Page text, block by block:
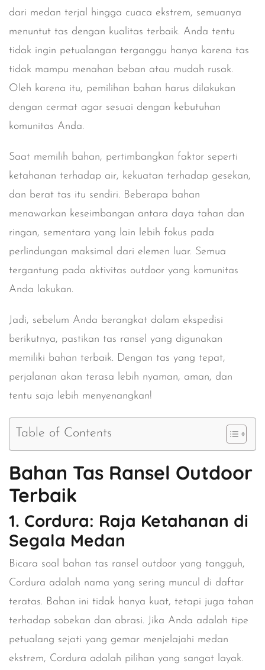
dari medan terjal hingga cuaca ekstrem, semuanya
menuntut tas dengan kualitas terbaik. Anda tentu
tidak ingin petualangan terganggu hanya karena tas
tidak mampu menahan beban atau mudah rusak.
Oleh karena itu, pemilihan bahan harus dilakukan
dengan cermat agar sesuai dengan kebutuhan
komunitas Anda.
Saat memilih bahan, pertimbangkan faktor seperti
ketahanan terhadap air, kekuatan terhadap gesekan,
dan berat tas itu sendiri. Beberapa bahan
menawarkan keseimbangan antara daya tahan dan
ringan, sementara yang lain lebih fokus pada
perlindungan maksimal dari elemen luar. Semua
tergantung pada aktivitas outdoor yang komunitas
Anda lakukan.
Jadi, sebelum Anda berangkat dalam ekspedisi
berikutnya, pastikan tas ransel yang digunakan
memiliki bahan terbaik. Dengan tas yang tepat,
perjalanan akan terasa lebih nyaman, aman, dan
tentu saja lebih menyenangkan!
Table of Contents
Bahan Tas Ransel Outdoor
Terbaik
1. Cordura: Raja Ketahanan di
Segala Medan
Bicara soal bahan tas ransel outdoor yang tangguh,
Cordura adalah nama yang sering muncul di daftar
teratas. Bahan ini tidak hanya kuat, tetapi juga tahan
terhadap sobekan dan abrasi. Jika Anda adalah tipe
petualang sejati yang gemar menjelajahi medan
ekstrem, Cordura adalah pilihan yang sangat layak.